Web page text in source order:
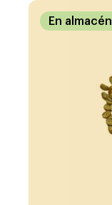
En almacén